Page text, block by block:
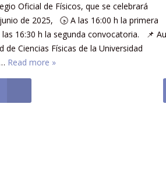
Oficial de Físicos, que se celebrará
de 2025, 🕟 A las 16:00 h la primera
16:30 h la segunda convocatoria. 📌
de Ciencias Físicas de la Universidad
Read more »